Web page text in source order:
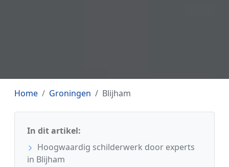
Home Groningen Blijham
In dit artikel:
Hoogwaardig schilderwerk door experts
in Blijham